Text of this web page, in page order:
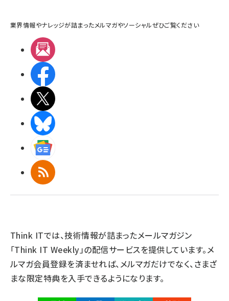
業界情報やナレッジが詰まったメルマガやソーシャルぜひご覧ください
RSS
Think ITでは、技術情報が詰まったメールマガジン
「Think IT Weekly」の配信サービスを提供しています。メ
ルマガ会員登録を済ませれば、メルマガだけでなく、さまざ
まな限定特典を入手できるようになります。